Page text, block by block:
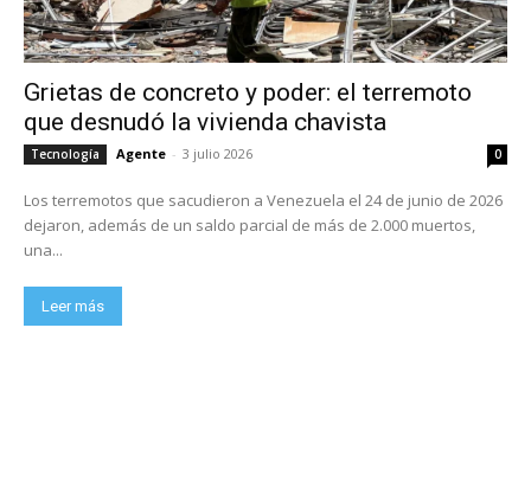
Grietas de concreto y poder: el terremoto
que desnudó la vivienda chavista
Tecnología Agente - 3 julio 2026 0
Los terremotos que sacudieron a Venezuela el 24 de junio de 2026
dejaron, además de un saldo parcial de más de 2.000 muertos,
una...
Leer más